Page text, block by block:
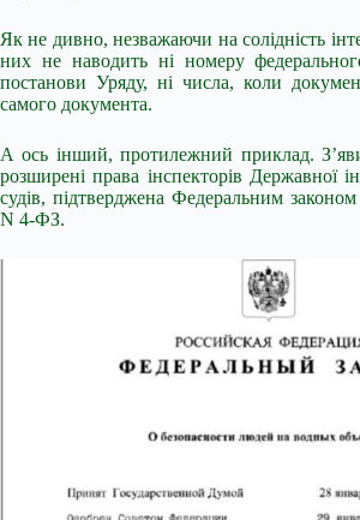
Як не дивно, незважаючи насолідність
них не наводить ні номеру
постанови Уряду, ні числа, коли
самого документа.
А ось інший, протилежний приклад.
розширені права інспекторів Державної
судів, підтверджена Федеральним
N 4-ФЗ.